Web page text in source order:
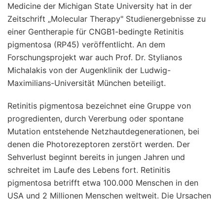
Medicine der Michigan State University hat in der
Zeitschrift „Molecular Therapy" Studienergebnisse zu
einer Gentherapie für CNGB1-bedingte Retinitis
pigmentosa (RP45) veröffentlicht. An dem
Forschungsprojekt war auch Prof. Dr. Stylianos
Michalakis von der Augenklinik der Ludwig-
Maximilians-Universität München beteiligt.
Retinitis pigmentosa bezeichnet eine Gruppe von
progredienten, durch Vererbung oder spontane
Mutation entstehende Netzhautdegenerationen, bei
denen die Photorezeptoren zerstört werden. Der
Sehverlust beginnt bereits in jungen Jahren und
schreitet im Laufe des Lebens fort. Retinitis
pigmentosa betrifft etwa 100.000 Menschen in den
USA und 2 Millionen Menschen weltweit. Die Ursachen